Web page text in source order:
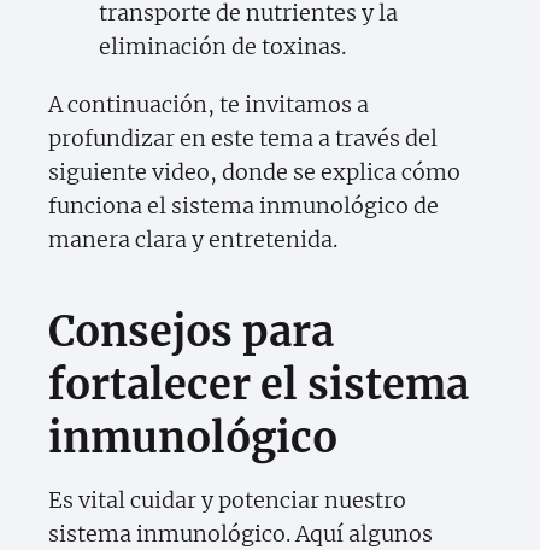
transporte de nutrientes y la
eliminación de toxinas.
A continuación, te invitamos a
profundizar en este tema a través del
siguiente video, donde se explica cómo
funciona el sistema inmunológico de
manera clara y entretenida.
Consejos para
fortalecer el sistema
inmunológico
Es vital cuidar y potenciar nuestro
sistema inmunológico. Aquí algunos